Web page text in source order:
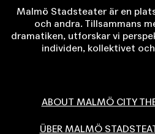
Malmö Stadsteater är en
och andra. Tillsammans
dramatiken, utforskar vi
individen, kollektivet
ABOUT MALMÖ CITY
ÜBER MALMÖ